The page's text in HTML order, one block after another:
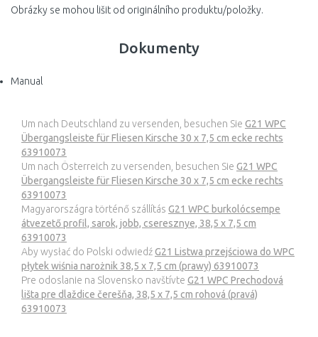
Obrázky se mohou lišit od originálního produktu/položky.
Dokumenty
Manual
Um nach Deutschland zu versenden, besuchen Sie G21 WPC
Übergangsleiste für Fliesen Kirsche 30 x 7,5 cm ecke rechts
63910073
Um nach Österreich zu versenden, besuchen Sie G21 WPC
Übergangsleiste für Fliesen Kirsche 30 x 7,5 cm ecke rechts
63910073
Magyarországra történő szállítás G21 WPC burkolócsempe
átvezető profil, sarok, jobb, cseresznye, 38,5 x 7,5 cm
63910073
Aby wysłać do Polski odwiedźG21 Listwa przejściowa do WPC
płytek wiśnia narożnik 38,5 x 7,5 cm (prawy) 63910073
Pre odoslanie na Slovensko navštívte G21 WPC Prechodová
lišta pre dlaždice čerešňa, 38,5 x 7,5 cm rohová (pravá)
63910073